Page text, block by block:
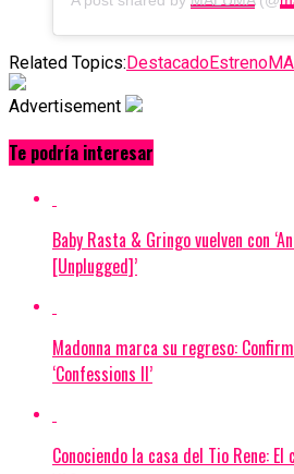
Related Topics:DestacadoEstreno
Advertisement
Te podría interesar
Baby Rasta & Gringo vuelven con
[Unplugged]’
Madonna marca su regreso:
‘Confessions II’
Conociendo la casa del Tio Rene: